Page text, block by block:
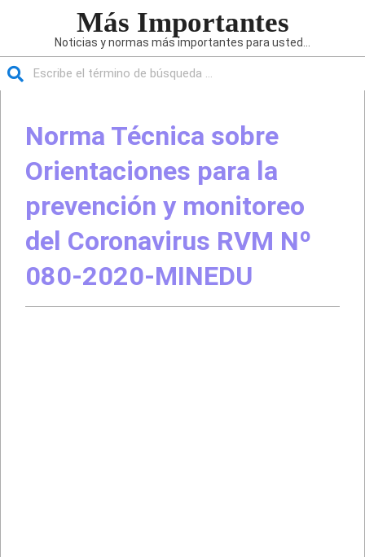
Más Importantes
Noticias y normas más importantes para usted...
navegación
principal
Norma Técnica sobre
Orientaciones para la
prevención y monitoreo
del Coronavirus RVM Nº
080-2020-MINEDU